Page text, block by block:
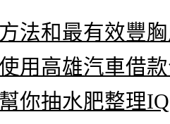
法和最有效豐
用高雄汽車借
你抽水肥整理